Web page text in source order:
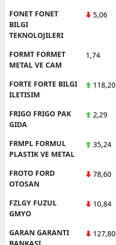
FONET FONET
BILGI
TEKNOLOJILERI
5,06
FORMT FORMET
METAL VE CAM
1,74
FORTE FORTE BILGI
ILETISIM
118,20
FRIGO FRIGO PAK
GIDA
2,29
FRMPL FORMUL
PLASTIK VE METAL
35,24
FROTO FORD
OTOSAN
78,60
FZLGY FUZUL
GMYO
10,84
GARAN GARANTI
BANKASI
127,80